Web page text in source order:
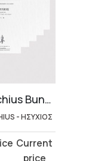
Hesychius Bundle
- ΗΣΥΧΙΟΣ